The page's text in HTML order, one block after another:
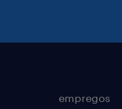
empregos